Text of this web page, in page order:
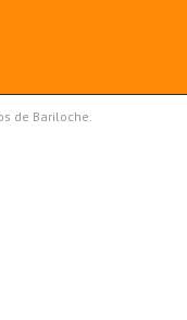
de Bariloche.